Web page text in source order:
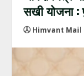
सखी योजना :
Himvant Mail